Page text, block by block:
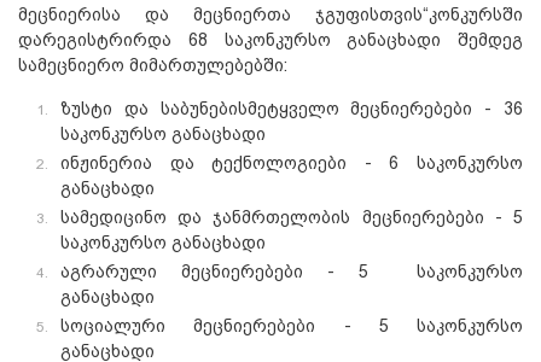
მეცნიერისა და მეცნიერთა ჯგუფისთვის“კონკურსში
დარეგისტრირდა 68 საკონკურსო განაცხადი შემდეგ
სამეცნიერო მიმართულებებში:
ზუსტი და საბუნებისმეტყველო მეცნიერებები - 36
საკონკურსო განაცხადი
ინჟინერია და ტექნოლოგიები - 6 საკონკურსო
განაცხადი
სამედიცინო და ჯანმრთელობის მეცნიერებები - 5
საკონკურსო განაცხადი
აგრარული მეცნიერებები - 5 საკონკურსო
განაცხადი
სოციალური მეცნიერებები - 5 საკონკურსო
განაცხადი